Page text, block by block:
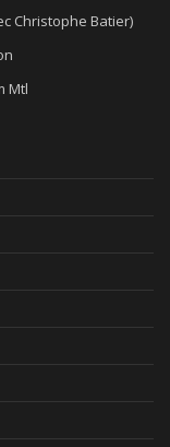
Christophe Batier)
Mtl